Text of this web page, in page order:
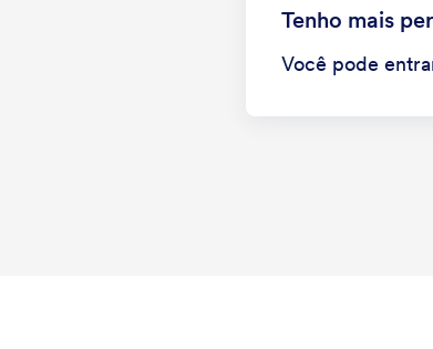
Tenho mais
Você pode